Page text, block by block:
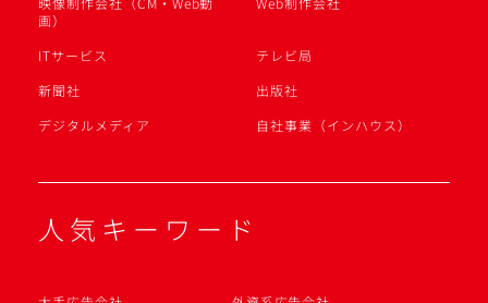
画）
ITサービス
テレビ局
新聞社
出版社
デジタルメディア
自社事業（インハウス）
人気キーワード